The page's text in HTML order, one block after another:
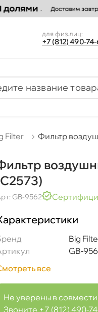
для физ.лиц:
+7 (812) 490-
Filter Фильтр
GB-9562
Big
GB-
все
Не уверены в
Звоните +7 (812) 490-
06.08 (при заказе от